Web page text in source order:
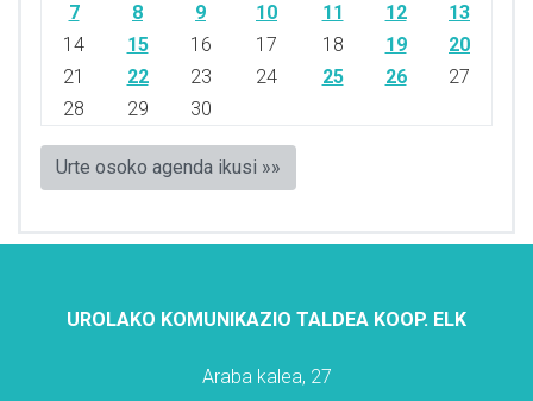
7
8 9 10 11 12
13
14
15 16 17 18 19
20
21
22 23 24 25 26
27
28
29 30
Urte osoko agenda ikusi »»
UROLAKO KOMUNIKAZIO TALDEA KOOP. ELK
Araba kalea, 27